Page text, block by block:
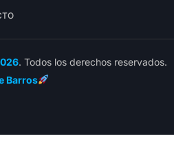
. Todos los derechos reservados.
Barros